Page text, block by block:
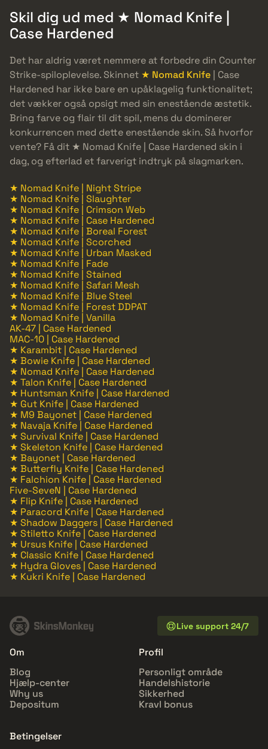
Skil dig ud med ★ Nomad Knife |
Case Hardened
Det har aldrig været nemmere at forbedre din Counter
Strike-spiloplevelse. Skinnet ★ Nomad Knife | Case
Hardened har ikke bare en upåklagelig funktionalitet;
det vækker også opsigt med sin enestående æstetik.
Bring farve og flair til dit spil, mens du dominerer
konkurrencen med dette enestående skin. Så hvorfor
vente? Få dit ★ Nomad Knife | Case Hardened skin i
dag, og efterlad et farverigt indtryk på slagmarken.
★ Nomad Knife | Night Stripe
★ Nomad Knife | Slaughter
★ Nomad Knife | Crimson Web
★ Nomad Knife | Case Hardened
★ Nomad Knife | Boreal Forest
★ Nomad Knife | Scorched
★ Nomad Knife | Urban Masked
★ Nomad Knife | Fade
★ Nomad Knife | Stained
★ Nomad Knife | Safari Mesh
★ Nomad Knife | Blue Steel
★ Nomad Knife | Forest DDPAT
★ Nomad Knife | Vanilla
AK-47 | Case Hardened
MAC-10 | Case Hardened
★ Karambit | Case Hardened
★ Bowie Knife | Case Hardened
★ Nomad Knife | Case Hardened
★ Talon Knife | Case Hardened
★ Huntsman Knife | Case Hardened
★ Gut Knife | Case Hardened
★ M9 Bayonet | Case Hardened
★ Navaja Knife | Case Hardened
★ Survival Knife | Case Hardened
★ Skeleton Knife | Case Hardened
★ Bayonet | Case Hardened
★ Butterfly Knife | Case Hardened
★ Falchion Knife | Case Hardened
Five-SeveN | Case Hardened
★ Flip Knife | Case Hardened
★ Paracord Knife | Case Hardened
★ Shadow Daggers | Case Hardened
★ Stiletto Knife | Case Hardened
★ Ursus Knife | Case Hardened
★ Classic Knife | Case Hardened
★ Hydra Gloves | Case Hardened
★ Kukri Knife | Case Hardened
Live support 24/7
Om
Blog
Hjælp-center
Why us
Depositum
Profil
Personligt område
Handelshistorie
Sikkerhed
Kravl bonus
Betingelser